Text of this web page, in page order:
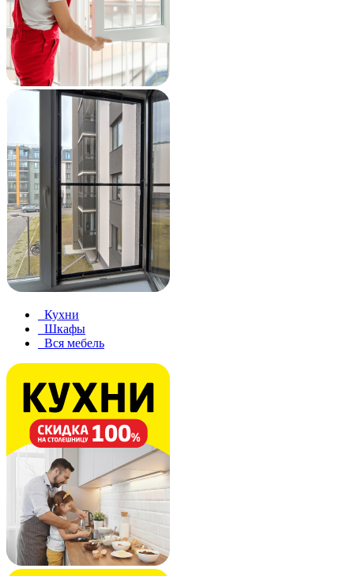
Кухни
Шкафы
Вся мебель